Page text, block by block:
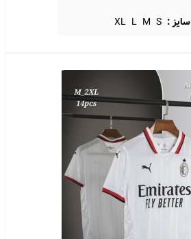
سایز : S
M
L
XL